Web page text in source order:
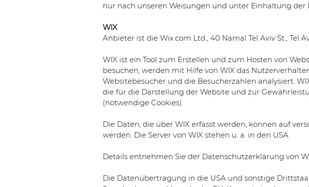
nur nach unseren Weisungen und unter Einhaltung der
WIX
Anbieter ist die Wix.com Ltd., 40 Namal Tel Aviv St., Tel
WIX ist ein Tool zum Erstellen und zum Hosten von
besuchen, werden mit Hilfe von WIX das
Websitebesucher und die Besucherzahlen analysiert.
die für die Darstellung der Website und zur
(notwendige Cookies).
Die Daten, die über WIX erfasst werden, können auf
werden. Die Server von WIX stehen u. a. in den USA.
Details entnehmen Sie der Datenschutzerklärung von
Die Datenübertragung in die USA und sonstige